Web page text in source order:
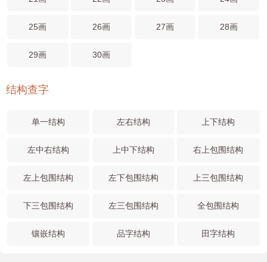
25画 26画 27画 28画
29画 30画
结构查字
单一结构 左右结构 上下结构
左中右结构 上中下结构 右上包围结构
左上包围结构 左下包围结构 上三包围结构
下三包围结构 左三包围结构 全包围结构
镶嵌结构 品字结构 田字结构